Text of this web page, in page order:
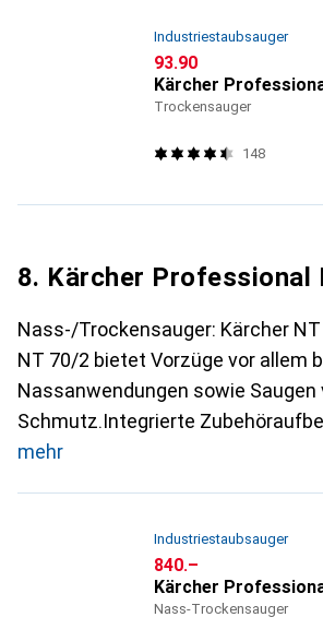
Industriestaubsauger
CHF
93.90
Kärcher
Trockensauger
148
8. Kärcher Professional
Nass-/Trockensauger: Kärcher
NT 70/2 bietet Vorzüge vor allem
Nassanwendungen sowie Saugen
Schmutz.Integrierte
mehr
Industriestaubsauger
CHF
840.–
Kärcher
Nass-Trockensauger